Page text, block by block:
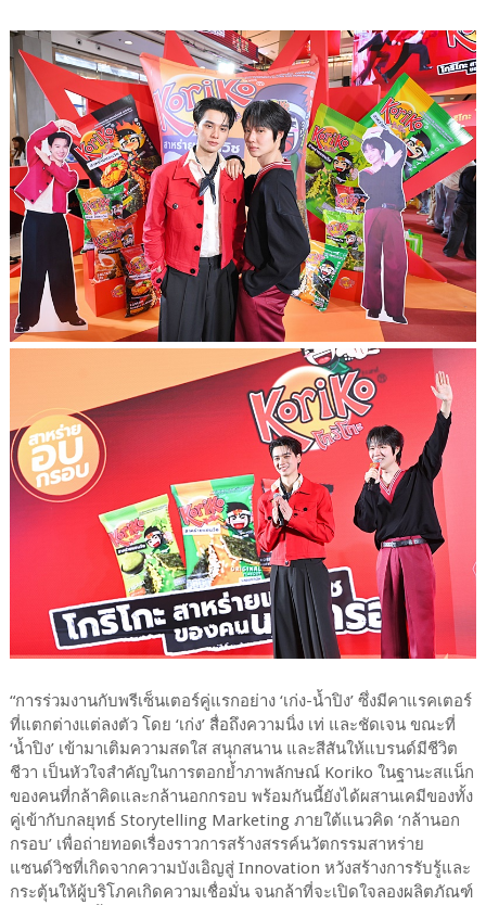
“การร่วมงานกับพรีเซ็นเตอร์คู่แรกอย่าง ‘เก่ง-น้ำปิง’ ซึ่งมีคาแรคเตอร์
ที่แตกต่างแต่ลงตัว โดย ‘เก่ง’ สื่อถึงความนิ่ง เท่ และชัดเจน ขณะที่
‘น้ำปิง’ เข้ามาเติมความสดใส สนุกสนาน และสีสันให้แบรนด์มีชีวิต
ชีวา เป็นหัวใจสำคัญในการตอกย้ำภาพลักษณ์ Koriko ในฐานะสแน็ก
ของคนที่กล้าคิดและกล้านอกกรอบ พร้อมกันนี้ยังได้ผสานเคมีของทั้ง
คู่เข้ากับกลยุทธ์ Storytelling Marketing ภายใต้แนวคิด ‘กล้านอก
กรอบ’ เพื่อถ่ายทอดเรื่องราวการสร้างสรรค์นวัตกรรมสาหร่าย
แซนด์วิชที่เกิดจากความบังเอิญสู่ Innovation หวังสร้างการรับรู้และ
กระตุ้นให้ผู้บริโภคเกิดความเชื่อมั่น จนกล้าที่จะเปิดใจลองผลิตภัณฑ์